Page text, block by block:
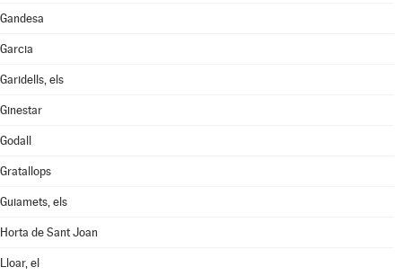
Gandesa
Garcia
Garidells, els
Ginestar
Godall
Gratallops
Guiamets, els
Horta de Sant Joan
Lloar, el